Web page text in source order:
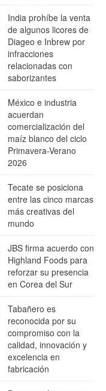
India prohíbe la venta
de algunos licores de
Diageo e Inbrew por
infracciones
relacionadas con
saborizantes
México e industria
acuerdan
comercialización del
maíz blanco del ciclo
Primavera-Verano
2026
Tecate se posiciona
entre las cinco marcas
más creativas del
mundo
JBS firma acuerdo con
Highland Foods para
reforzar su presencia
en Corea del Sur
Tabañero es
reconocida por su
compromiso con la
calidad, innovación y
excelencia en
fabricación